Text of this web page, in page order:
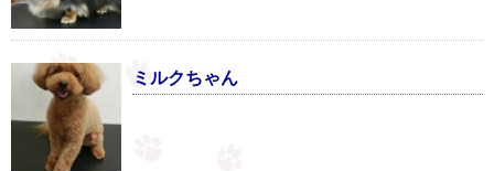
ミルクちゃん